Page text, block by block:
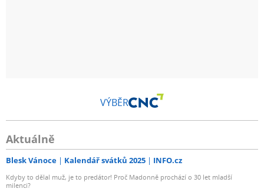
VÝBĚR
Aktuálně
Blesk Vánoce Kalendář svátků 2025 INFO.cz
Kdyby to dělal muž, je to predátor! Proč Madonně prochází o 30 let mladší
milenci?